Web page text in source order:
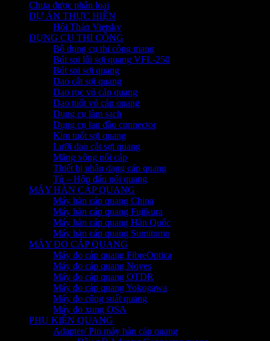
Chưa được phân loại
DỰ ÁN THỰC HIỆN
Hội Thảo Vietsky
DỤNG CỤ THI CÔNG
Bộ dụng cụ thi công mạng
Bút soi lỗi sợi quang VFL-250
Bút soi sợi quang
Dao cắt sợi quang
Dao rọc vỏ cáp quang
Dao tuốt vỏ cáp quang
Dụng cụ làm sạch
Dụng cụ lau đầu connector
Kìm tuốt sợi quang
Lưỡi dao cắt sợi quang
Măng xông nối cáp
Thiết bị nhận dạng cáp quang
Tủ – Hộp đấu nối quang
MÁY HÀN CÁP QUANG
Máy hàn cáp quang China
Máy hàn cáp quang Fujikura
Máy hàn cáp quang Hàn Quốc
Máy hàn cáp quang Sumitomo
MÁY ĐO CÁP QUANG
Máy đo cáp quang FibreOptica
Máy đo cáp quang Noyes
Máy đo cáp quang OTDR
Máy đo cáp quang Yokogawa
Máy đo công suất quang
Máy đo xung OSA
PHỤ KIỆN QUANG
Adapter/ Pin máy hàn cáp quang